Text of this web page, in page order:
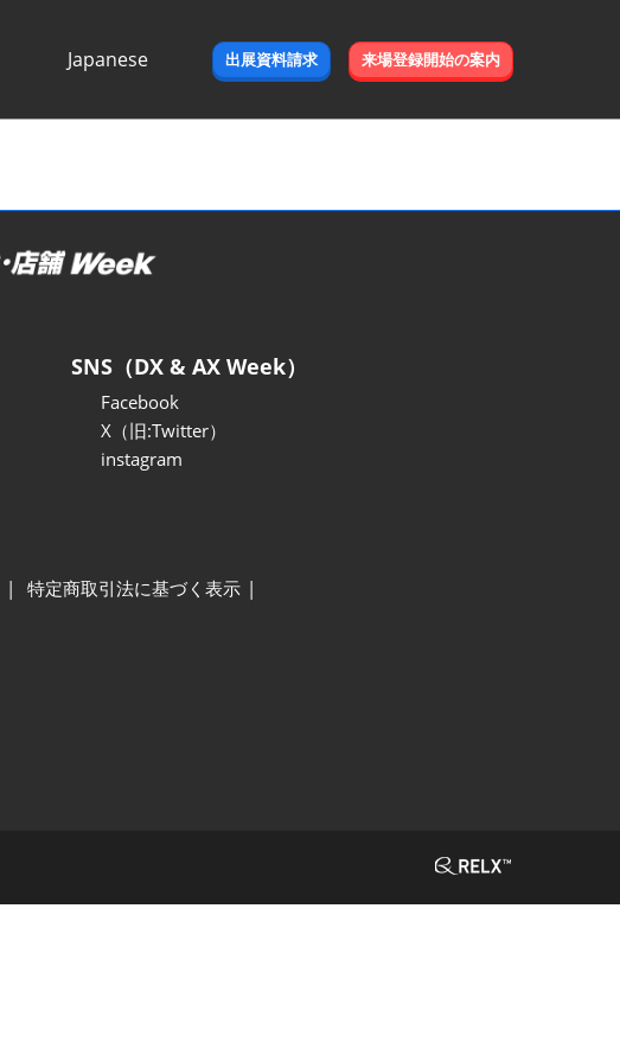
Japanese
出展資料請求 来場登録開始の案内
SNS（DX & AX Week）
Facebook
X（旧:Twitter）
instagram
特定商取引法に基づく表示